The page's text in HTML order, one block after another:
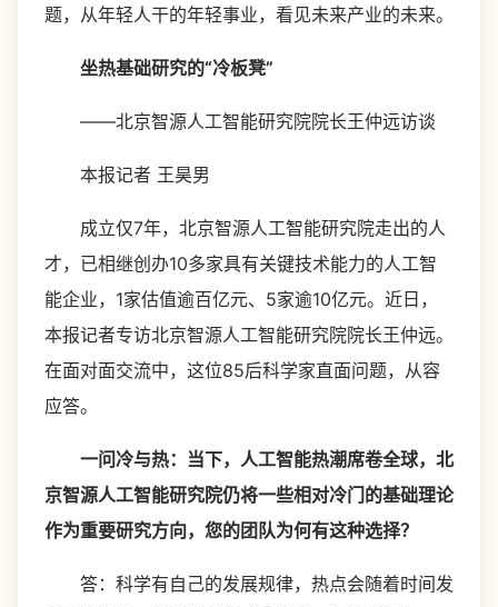
题，从年轻人干的年轻事业，看见未来产业的未来。
坐热基础研究的“冷板凳”
——北京智源人工智能研究院院长王仲远访谈
本报记者 王昊男
成立仅7年，北京智源人工智能研究院走出的人
才，已相继创办10多家具有关键技术能力的人工智
能企业，1家估值逾百亿元、5家逾10亿元。近日，
本报记者专访北京智源人工智能研究院院长王仲远。
在面对面交流中，这位85后科学家直面问题，从容
应答。
一问冷与热：当下，人工智能热潮席卷全球，北
京智源人工智能研究院仍将一些相对冷门的基础理论
作为重要研究方向，您的团队为何有这种选择？
答：科学有自己的发展规律，热点会随着时间发